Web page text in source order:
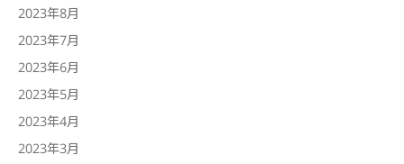
2023年8月
2023年7月
2023年6月
2023年5月
2023年4月
2023年3月